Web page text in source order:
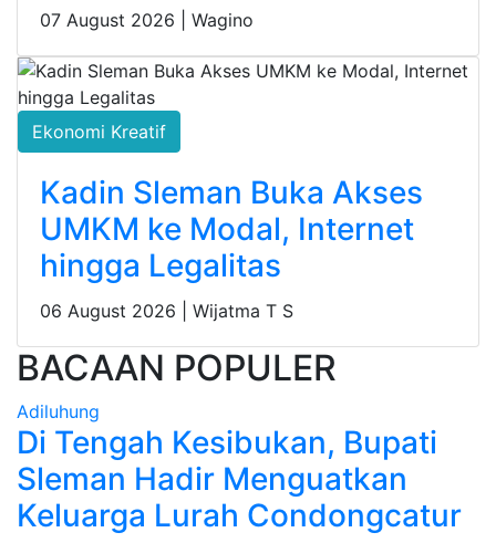
07 August 2026 | Wagino
Ekonomi Kreatif
Kadin Sleman Buka Akses
UMKM ke Modal, Internet
hingga Legalitas
06 August 2026 | Wijatma T S
BACAAN POPULER
Adiluhung
Di Tengah Kesibukan, Bupati
Sleman Hadir Menguatkan
Keluarga Lurah Condongcatur